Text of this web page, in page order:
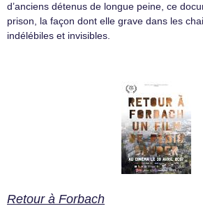
d’anciens détenus de longue peine, ce
prison, la façon dont elle grave dans les
indélébiles et invisibles.
Retour à Forbach